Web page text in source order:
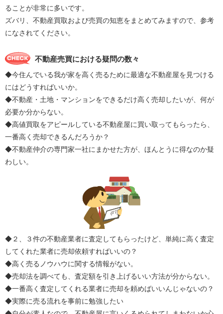
ることが非常に多いです。
ズバリ、不動産買取および売買の知恵をまとめてみますので、参考
になされてください。
不動産売買における疑問の数々
◆今住んでいる我が家を高く売るために最適な不動産屋を見つける
にはどうすればいいか。
◆不動産・土地・マンションをできるだけ高く売却したいが、何が
必要か分からない。
◆高値買取をアピールしている不動産屋に買い取ってもらったら、
一番高く売却できるんだろうか？
◆不動産仲介の専門家一社にまかせた方が、ほんとうに得なのか疑
わしい。
◆２、３件の不動産業者に査定してもらったけど、単純に高く査定
してくれた業者に売却依頼すればいいの？
◆高く売るノウハウに関する情報がない。
◆売却法を調べても、査定額を引き上げるいい方法が分からない。
◆一番高く査定してくれる業者に売却を頼めばいいんじゃないの？
◆実際に売る流れを事前に勉強したい